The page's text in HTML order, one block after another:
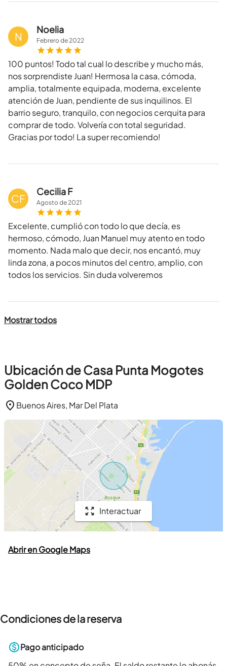
N
Noelia
Febrerode2022
100 puntos! Todo tal cual lo describe y mucho más,
nos sorprendiste Juan! Hermosa la casa, cómoda,
amplia, totalmente equipada, moderna, excelente
atención de Juan, pendiente de sus inquilinos. El
barrio seguro, tranquilo, con negocios cerquita para
comprar de todo. Volvería con total seguridad.
Gracias por todo! La super recomiendo!
CF
Cecilia F
Agostode2021
Excelente, cumplió con todo lo que decía, es
hermoso, cómodo, Juan Manuel muy atento en todo
momento. Nada malo que decir, nos encantó, muy
linda zona, a pocos minutos del centro, amplio, con
todos los servicios. Sin duda volveremos
Mostrar todos
Ubicación de Casa Punta Mogotes
Golden Coco MDP
Buenos Aires, Mar Del Plata
Interactuar
Abrir en Google Maps
Condiciones de la reserva
Pago anticipado